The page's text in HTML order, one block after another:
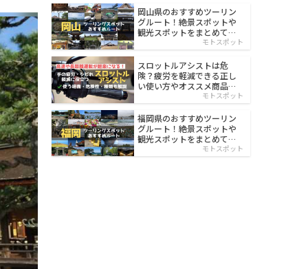
岡山県のおすすめツーリン
グルート！絶景スポットや
観光スポットをまとめて紹
モトスポット
スロットルアシストは危
険？疲労を軽減できる正し
い使い方やオススメ商品を
モトスポット
福岡県のおすすめツーリン
グルート！絶景スポットや
観光スポットをまとめて紹
モトスポット